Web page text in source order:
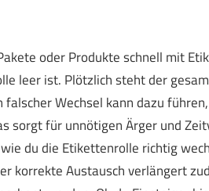
oder Produkte schnell mit
leer ist. Plötzlich steht der
Wechsel kann dazu
sorgt für unnötigen Ärger und
du die Etikettenrolle richtig
korrekte Austausch verlängert